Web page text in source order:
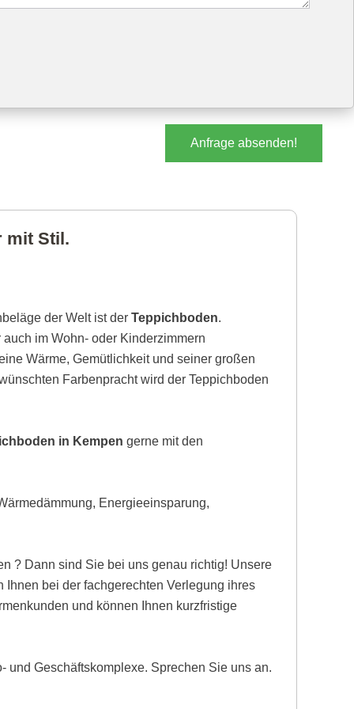
Anfrage absenden!
mit Stil.
der Welt ist derTeppichboden.
im Wohn- oder Kinderzimmern
Wärme, Gemütlichkeit und seiner großen
Farbenpracht wird der Teppichboden
in Kempen gerne mit den
Energieeinsparung,
? Dann sind Sie bei uns genau richtig! Unsere
bei der fachgerechten Verlegung ihres
und können Ihnen kurzfristige
und Geschäftskomplexe. Sprechen Sie uns an.